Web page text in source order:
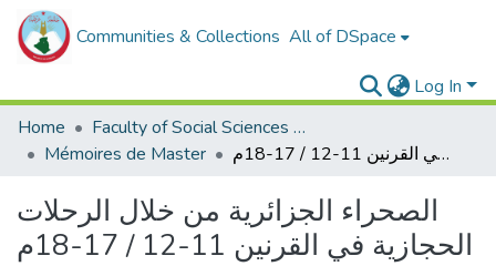
Communities & Collections All of DSpace
Log In
Home
Faculty of Social Sciences and Humanities
Mémoires de Master
الصحراء الجزائرية من خلال الرحلات الحجازية في القرنين 11-12 / 17-18م
الصحراء الجزائرية من خلال الرحلات
الحجازية في القرنين 11-12 / 17-18م